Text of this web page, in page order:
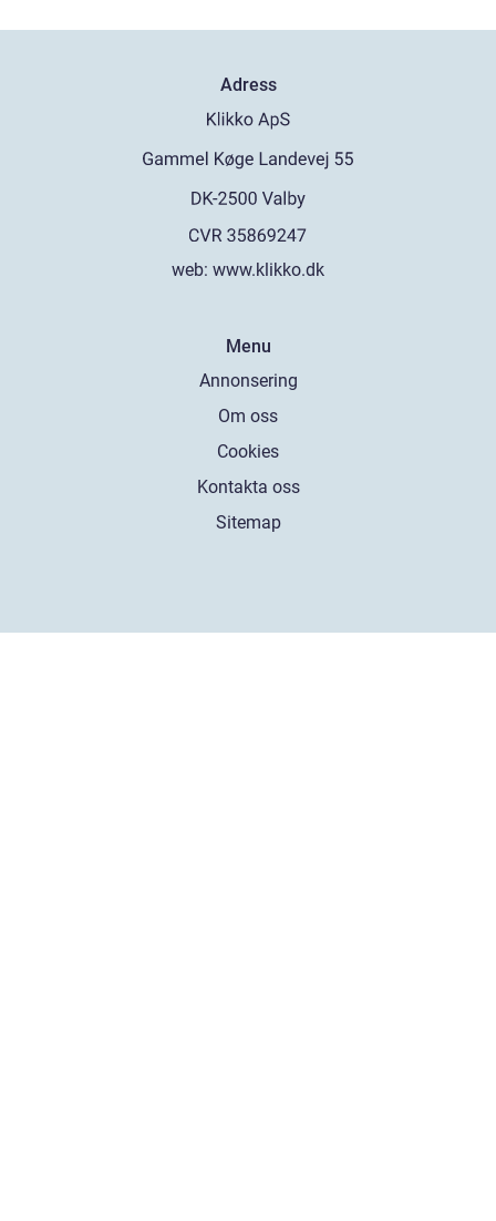
Adress
web: www.klikko.dk
Menu
Annonsering
Om oss
Cookies
Kontakta oss
Sitemap